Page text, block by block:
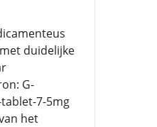
duidelijke
G-
7-5mg
het